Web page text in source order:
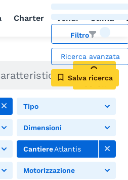
Charter Vendi Stima
Filtro
Ricerca avanzata
Salva ricerca
Cerca
Tipo
Dimensioni
CantiereAtlantis
Motorizzazione